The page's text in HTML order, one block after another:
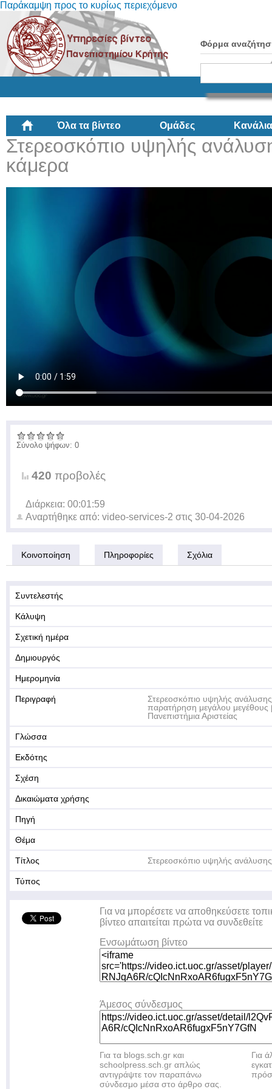
Παράκαμψη προς το κυρίως περιεχόμενο
Φόρμα
Όλα τα βίντεο Ομάδες Κανάλια
Στερεοσκόπιο υψηλής
κάμερα
Σύνολο ψήφων: 0
420 προβολές
Διάρκεια: 00:01:59
Αναρτήθηκε από: video-services-2 στις 30-04-2026
Κοινοποίηση Πληροφορίες Σχόλια
Συντελεστής
Κάλυψη
Σχετική ημέρα
Δημιουργός
Ημερομηνία
Περιγραφή
Στερεοσκόπιο υψηλής
παρατήρηση μεγάλου μεγέθους
Πανεπιστήμια Αριστείας
Γλώσσα
Εκδότης
Σχέση
Δικαιώματα χρήσης
Πηγή
Θέμα
Τίτλος Στερεοσκόπιο υψηλής
Τύπος
Για να μπορέσετε να αποθηκεύσετε
βίντεο απαιτείται πρώτα να συνδεθείτε
Ενσωμάτωση βίντεο
Άμεσος σύνδεσμος
Για τα blogs.sch.gr και
schoolpress.sch.gr απλώς
αντιγράψτε τον παραπάνω
σύνδεσμο μέσα στο άρθρο σας.
Για